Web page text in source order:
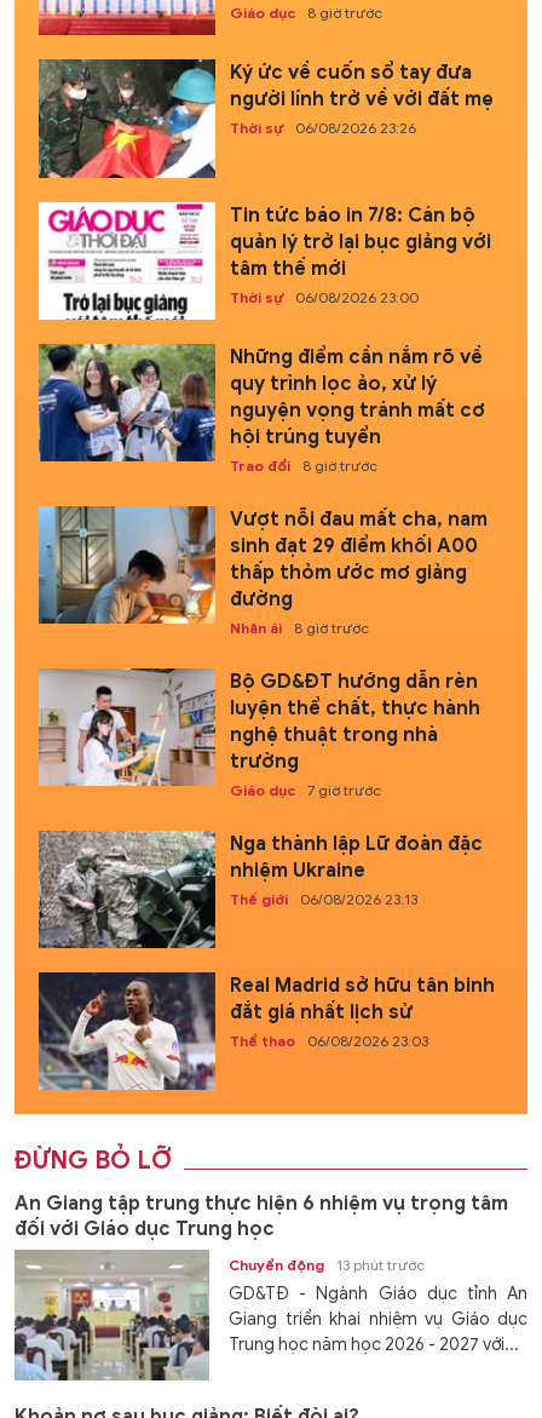
Giáo dục 8 giờ trước
Ký ức về cuốn sổ tay đưa
người lính trở về với đất mẹ
Thời sự 06/08/2026 23:26
Tin tức báo in 7/8: Cán bộ
quản lý trở lại bục giảng với
tâm thế mới
Thời sự 06/08/2026 23:00
Những điểm cần nắm rõ về
quy trình lọc ảo, xử lý
nguyện vọng tránh mất cơ
hội trúng tuyển
Trao đổi 8 giờ trước
Vượt nỗi đau mất cha, nam
sinh đạt 29 điểm khối A00
thấp thỏm ước mơ giảng
đường
Nhân ái 8 giờ trước
Bộ GD&ĐT hướng dẫn rèn
luyện thể chất, thực hành
nghệ thuật trong nhà
trường
Giáo dục 7 giờ trước
Nga thành lập Lữ đoàn đặc
nhiệm Ukraine
Thế giới 06/08/2026 23:13
Real Madrid sở hữu tân binh
đắt giá nhất lịch sử
Thể thao 06/08/2026 23:03
ĐỪNG BỎ LỠ
An Giang tập trung thực hiện 6 nhiệm vụ trọng tâm
đối với Giáo dục Trung học
Chuyển động 13 phút trước
GD&TĐ - Ngành Giáo dục tỉnh An
Giang triển khai nhiệm vụ Giáo dục
Trung học năm học 2026 - 2027 với...